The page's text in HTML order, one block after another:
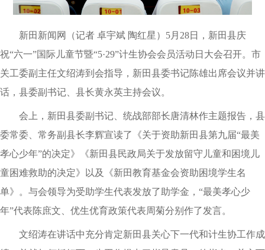
新田新闻网（记者 卓宇斌 陶红星） 5月28日，新田县庆
祝“六一”国际儿童节暨“5·29”计生协会会员活动日大会召开。市
关工委副主任文绍涛到会指导，新田县委书记陈雄出席会议并讲
话，县委副书记、县长黄永英主持会议。
会上，新田县委副书记、统战部部长唐清林作主题报告，县
委常委、常务副县长李辉宣读了《关于资助新田县第九届“最美
孝心少年”的决定》《新田县民政局关于发放留守儿童和困境儿
童困难救助的决定》以及《新田教育基金会资助困境学生名
单》。与会领导为受助学生代表发放了助学金，“最美孝心少
年”代表陈庶文、优生优育政策代表周菊分别作了发言。
文绍涛在讲话中充分肯定新田县关心下一代和计生协工作成